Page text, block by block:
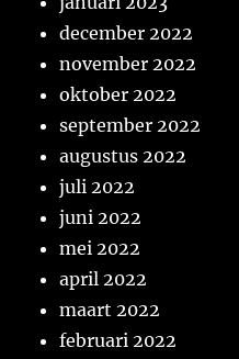
december 2022
november 2022
oktober 2022
september 2022
augustus 2022
juli 2022
juni 2022
mei 2022
april 2022
maart 2022
februari 2022